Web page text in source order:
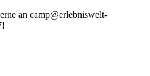
an camp@erlebniswelt-